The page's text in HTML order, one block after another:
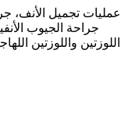
عمليات تجميل الأنف،
جراحة الجيوب
اللوزتين واللوزتين